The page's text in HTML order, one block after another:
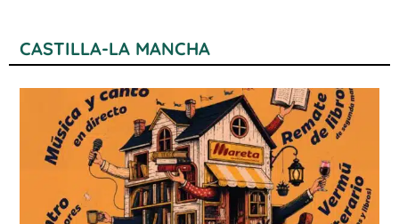
CASTILLA-LA MANCHA